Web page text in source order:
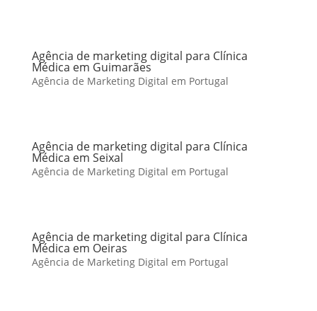
Agência de marketing digital para Clínica
Médica em Guimarães
Agência de Marketing Digital em Portugal
Agência de marketing digital para Clínica
Médica em Seixal
Agência de Marketing Digital em Portugal
Agência de marketing digital para Clínica
Médica em Oeiras
Agência de Marketing Digital em Portugal